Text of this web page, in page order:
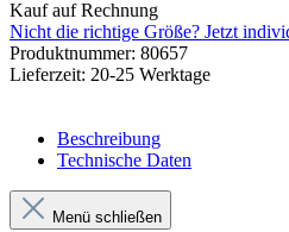
Kauf auf Rechnung
Nicht die richtige Größe? Jetzt
Produktnummer: 80657
Lieferzeit: 20-25 Werktage
Beschreibung
Technische Daten
Menü schließen